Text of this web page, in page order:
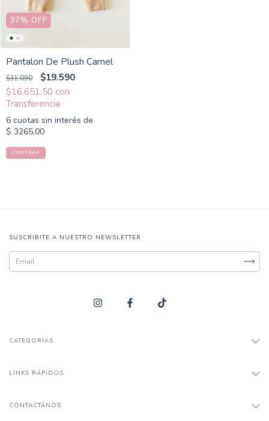
37% OFF
Pantalon De Plush Camel
$31.090
$19.590
$16.651,50 con
6 cuotas sin interés de
$ 3265,00
COMPRAR
SUSCRIBITE A NUESTRO NEWSLETTER
CATEGORÍAS
LINKS RÁPIDOS
CONTACTÁNOS